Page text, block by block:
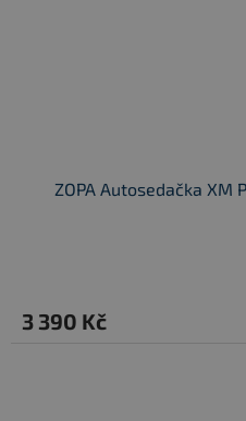
ZOPA Autosedačka XM
3 390 Kč